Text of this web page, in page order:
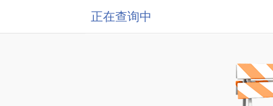
正在查询中